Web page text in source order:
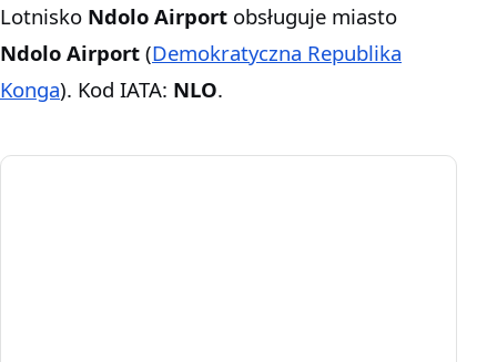
Lotnisko Ndolo Airport obsługuje miasto
Ndolo Airport (Demokratyczna Republika
Konga). Kod IATA: NLO.